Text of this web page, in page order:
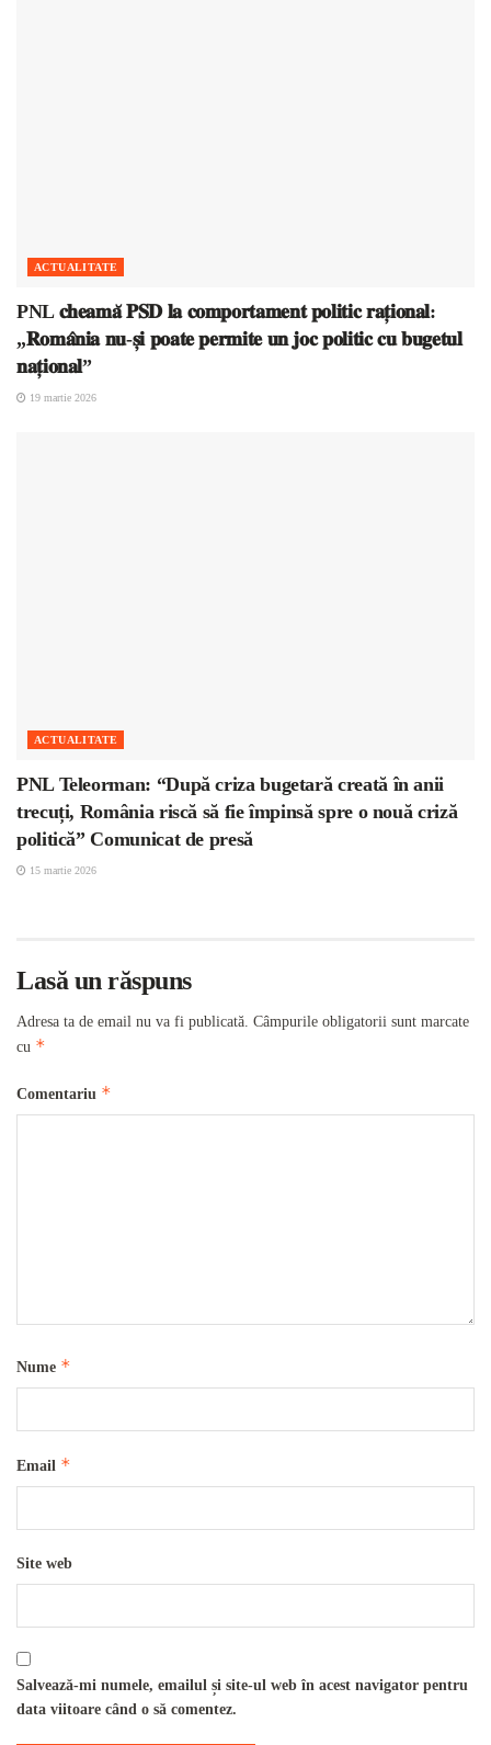
ACTUALITATE
PNL 𝐜𝐡𝐞𝐚𝐦𝐚̆ 𝐏𝐒𝐃 𝐥𝐚 𝐜𝐨𝐦𝐩𝐨𝐫𝐭𝐚𝐦𝐞𝐧𝐭 𝐩𝐨𝐥𝐢𝐭𝐢𝐜 𝐫𝐚𝐭̦𝐢𝐨𝐧𝐚𝐥:
„𝐑𝐨𝐦𝐚̂𝐧𝐢𝐚 𝐧𝐮-𝐬̦𝐢 𝐩𝐨𝐚𝐭𝐞 𝐩𝐞𝐫𝐦𝐢𝐭𝐞 𝐮𝐧 𝐣𝐨𝐜 𝐩𝐨𝐥𝐢𝐭𝐢𝐜 𝐜𝐮 𝐛𝐮𝐠𝐞𝐭𝐮𝐥
𝐧𝐚𝐭̦𝐢𝐨𝐧𝐚𝐥”
19 martie 2026
ACTUALITATE
PNL Teleorman: “După criza bugetară creată în anii
trecuți, România riscă să fie împinsă spre o nouă criză
politică” Comunicat de presă
15 martie 2026
Lasă un răspuns
Adresa ta de email nu va fi publicată. Câmpurile obligatorii sunt marcate
cu *
Comentariu *
Nume *
Email *
Site web
Salvează-mi numele, emailul și site-ul web în acest navigator pentru
data viitoare când o să comentez.